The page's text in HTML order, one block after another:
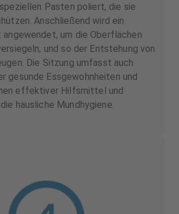
Pasten poliert, die sie
Anschließend wird ein
angewendet, um die Oberflächen
und so der Entstehung von
Die Sitzung umfasst auch
gesunde Essgewohnheiten und
effektiver Hilfsmittel und
häusliche Mundhygiene.